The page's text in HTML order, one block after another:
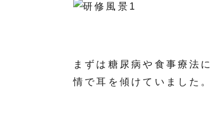
まずは糖尿病や食事療法
情で耳を傾けていました